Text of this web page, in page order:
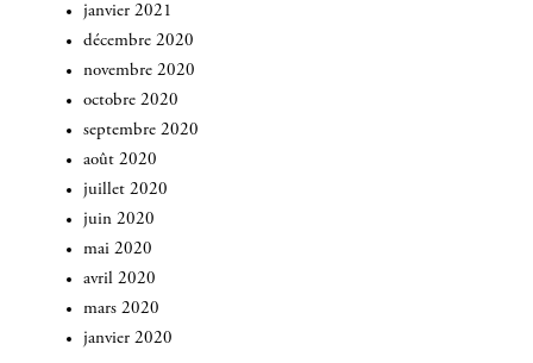
janvier 2021
décembre 2020
novembre 2020
octobre 2020
septembre 2020
août 2020
juillet 2020
juin 2020
mai 2020
avril 2020
mars 2020
janvier 2020